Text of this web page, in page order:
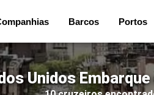
Barcos Portos
Unidos